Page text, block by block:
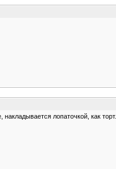
лопаточкой, как торт.